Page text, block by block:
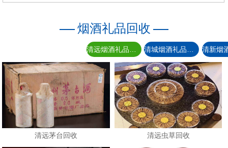
烟酒礼品回收
清远烟酒礼品回收 清城烟酒礼品回收
清远茅台回收 清远虫草回收